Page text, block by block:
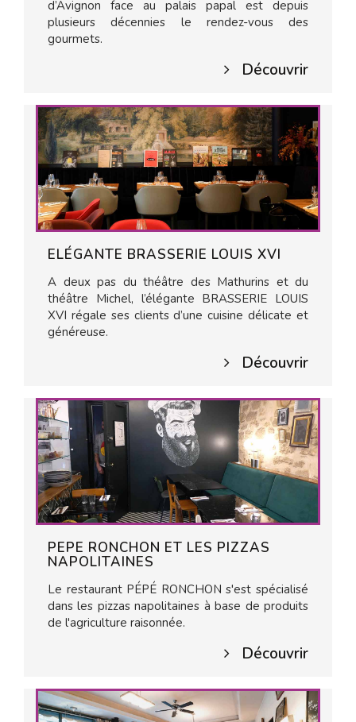
d’Avignon face au palais papal est depuis
plusieurs décennies le rendez-vous des
gourmets.
Découvrir
ELÉGANTE BRASSERIE LOUIS XVI
A deux pas du théâtre des Mathurins et du
théâtre Michel, l’élégante BRASSERIE LOUIS
XVI régale ses clients d’une cuisine délicate et
généreuse.
Découvrir
PEPE RONCHON ET LES PIZZAS
NAPOLITAINES
Le restaurant PÉPÉ RONCHON s'est spécialisé
dans les pizzas napolitaines à base de produits
de l'agriculture raisonnée.
Découvrir